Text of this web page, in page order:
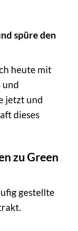
spüre den
heute mit
und
jetzt und
dieses
zu Green
gestellte